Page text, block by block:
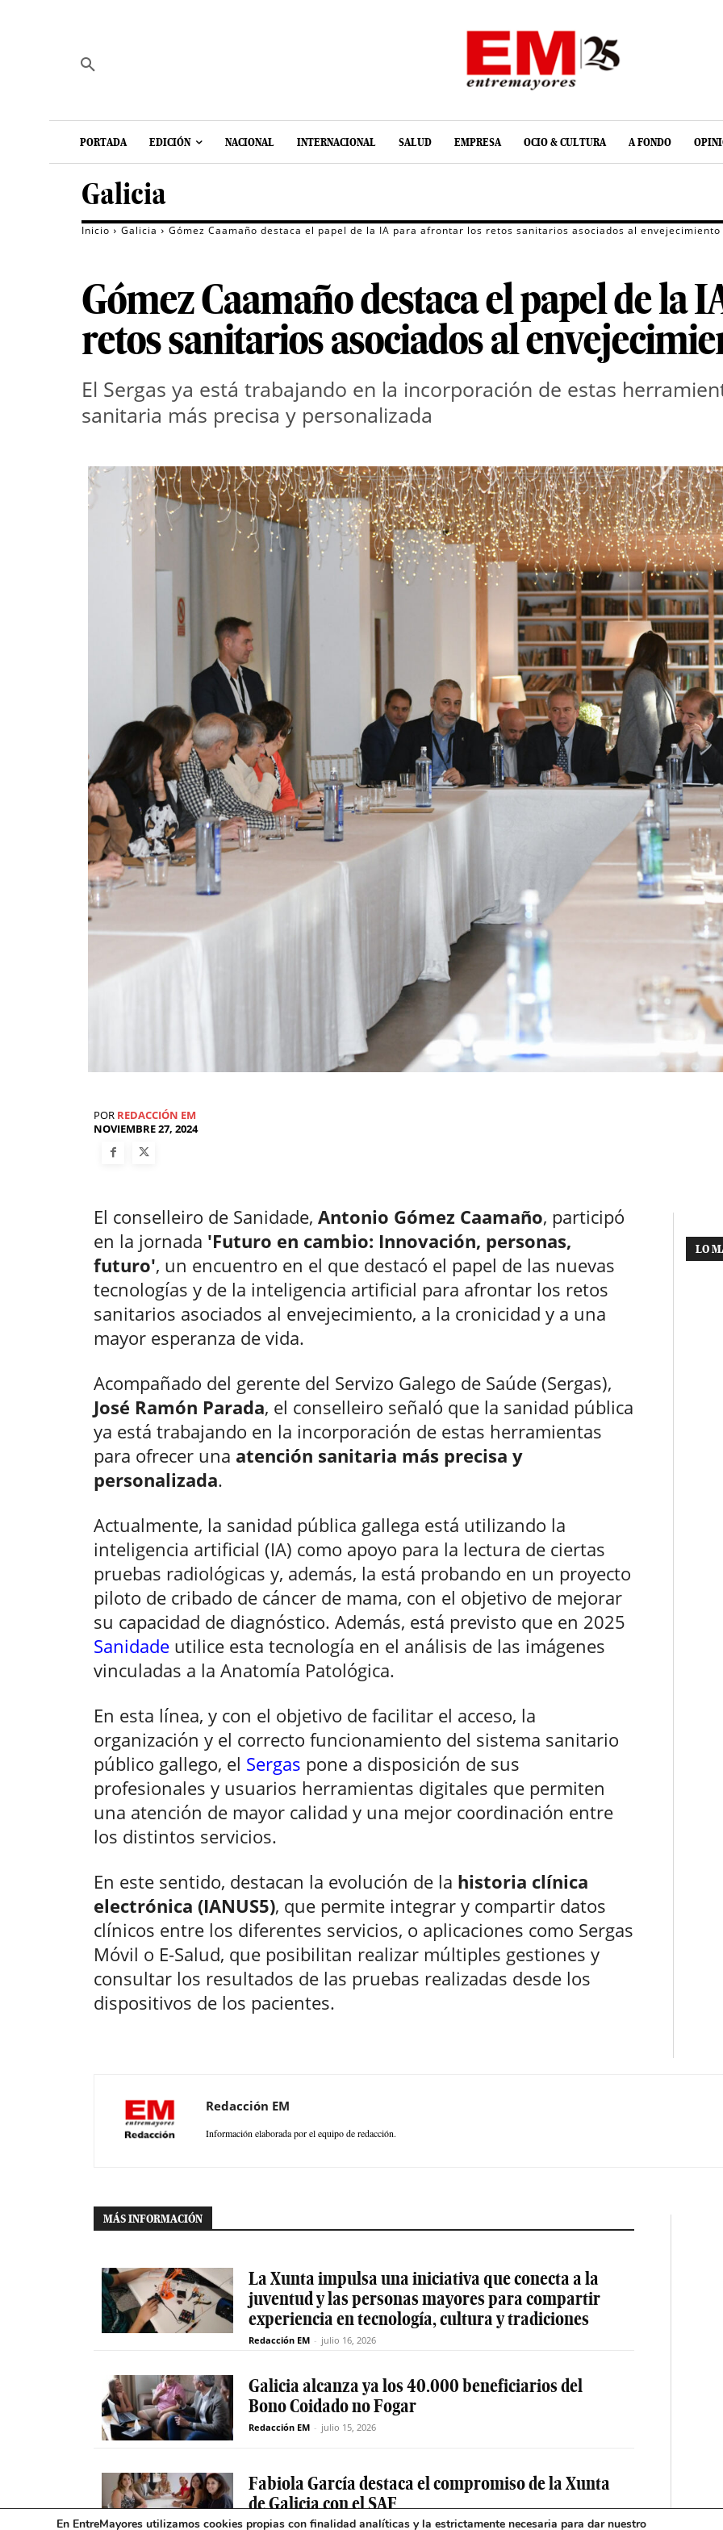
PORTADA EDICIÓN NACIONAL INTERNACIONAL SALUD EMPRESA OCIO & CULTURA A FONDO
Galicia
Inicio Galicia Gómez Caamaño destaca el papel de la IA para afrontar los retos sanitarios asociados al envejecimiento
Gómez Caamaño destaca el papel de la
retos sanitarios asociados al
El Sergas ya está trabajando en la incorporación de estas
sanitaria más precisa y personalizada
POR REDACCIÓN EM
NOVIEMBRE 27, 2024
El conselleiro de Sanidade, Antonio Gómez Caamaño, participó
en la jornada 'Futuro en cambio: Innovación, personas,
futuro', un encuentro en el que destacó el papel de las nuevas
tecnologías y de la inteligencia artificial para afrontar los retos
sanitarios asociados al envejecimiento, a la cronicidad y a una
mayor esperanza de vida.
Acompañado del gerente del Servizo Galego de Saúde (Sergas),
José Ramón Parada, el conselleiro señaló que la sanidad pública
ya está trabajando en la incorporación de estas herramientas
para ofrecer una atención sanitaria más precisa y
personalizada.
Actualmente, la sanidad pública gallega está utilizando la
inteligencia artificial (IA) como apoyo para la lectura de ciertas
pruebas radiológicas y, además, la está probando en un proyecto
piloto de cribado de cáncer de mama, con el objetivo de mejorar
su capacidad de diagnóstico. Además, está previsto que en 2025
Sanidade utilice esta tecnología en el análisis de las imágenes
vinculadas a la Anatomía Patológica.
En esta línea, y con el objetivo de facilitar el acceso, la
organización y el correcto funcionamiento del sistema sanitario
público gallego, el Sergas pone a disposición de sus
profesionales y usuarios herramientas digitales que permiten
una atención de mayor calidad y una mejor coordinación entre
los distintos servicios.
En este sentido, destacan la evolución de la historia clínica
electrónica (IANUS5), que permite integrar y compartir datos
clínicos entre los diferentes servicios, o aplicaciones como Sergas
Móvil o E-Salud, que posibilitan realizar múltiples gestiones y
consultar los resultados de las pruebas realizadas desde los
dispositivos de los pacientes.
LO
Redacción EM
Información elaborada por el equipo de redacción.
MÁS INFORMACIÓN
La Xunta impulsa una iniciativa que conecta a la
juventud y las personas mayores para compartir
experiencia en tecnología, cultura y tradiciones
Redacción EM - julio 16, 2026
Galicia alcanza ya los 40.000 beneficiarios del
Bono Coidado no Fogar
Redacción EM - julio 15, 2026
Fabiola García destaca el compromiso de la Xunta
de Galicia con el SAF
Redacción EM - julio 15, 2026
En EntreMayores utilizamos cookies propias con finalidad analíticas y la estrictamente necesaria para dar nuestro